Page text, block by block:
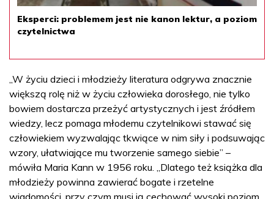
Eksperci: problemem jest nie kanon lektur, a poziom
czytelnictwa
„W życiu dzieci i młodzieży literatura odgrywa znacznie
większą rolę niż w życiu człowieka dorosłego, nie tylko
bowiem dostarcza przeżyć artystycznych i jest źródłem
wiedzy, lecz pomaga młodemu czytelnikowi stawać się
człowiekiem wyzwalając tkwiące w nim siły i podsuwając
wzory, ułatwiające mu tworzenie samego siebie” –
mówiła Maria Kann w 1956 roku. „Dlatego też książka dla
młodzieży powinna zawierać bogate i rzetelne